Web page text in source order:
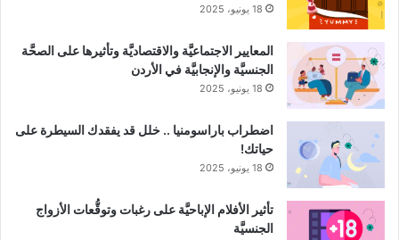
18 يونيو، 2025
المعايير الاجتماعيَّة والاقتصاديَّة وتأثيرها على الصحَّة
الجنسيَّة والإنجابيَّة في الأردن
18 يونيو، 2025
اضطراب باراسومنيا .. خلل قد يفقدك السيطرة على
حياتك!
18 يونيو، 2025
تأثير الأفلام الإباحيَّة على رغبات وتوقُّعات الأزواج
الجنسيَّة